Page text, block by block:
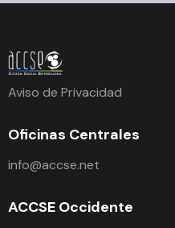
Aviso de Privacidad
Oficinas Centrales
info@accse.net
ACCSE Occidente